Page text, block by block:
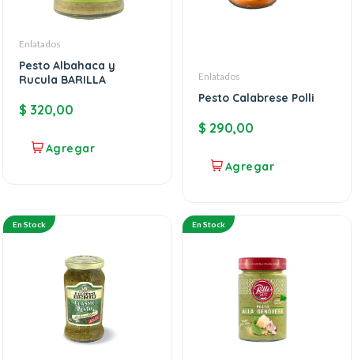
Enlatados
Pesto Albahaca y
Rucula BARILLA
$ 320,00
Enlatados
Pesto Calabrese Polli
$ 290,00
En Stock En Stock